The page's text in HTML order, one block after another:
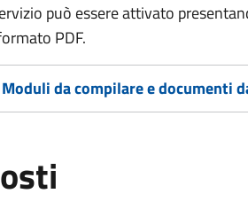
può essere attivato
PDF.
Moduli da compilare e documenti